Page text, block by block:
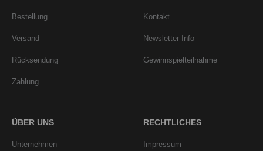
Bestellung
Versand
Rücksendung
Zahlung
Kontakt
Newsletter-Info
Gewinnspielteilnahme
ÜBER UNS
Unternehmen
RECHTLICHES
Impressum